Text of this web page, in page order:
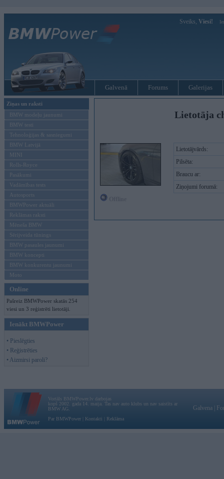
Sveiks, Viesi!
Galvenā Forums Galerijas
Ziņas un raksti
BMW modeļu jaunumi
BMW testi
Tehnoloģijas & sasniegumi
BMW Latvijā
MINI
Rolls-Royce
Pasākumi
Vadāmības tests
Autosports
BMWPower aktuāli
Reklāmas raksti
Mēneša BMW
Sērijveida tūnings
BMW pasaules jaunumi
BMW koncepti
BMW konkurentu jaunumi
Moto
Online
Pašreiz BMWPower skatās 254
viesi un 3 reģistrēti lietotāji.
Ienākt BMWPower
• Pieslēgties
• Reģistrēties
• Aizmirsi paroli?
Lietotāja
Lietotājvārds:
Pilsēta:
Braucu ar:
Ziņojumi forumā:
Vortāls BMWPower.lv darbojas
kopš 2002. gada 14. maija. Tas nav auto klubs un nav saistīts ar
BMW AG.
Par BMWPower
Kontakti Reklāma
Galvena